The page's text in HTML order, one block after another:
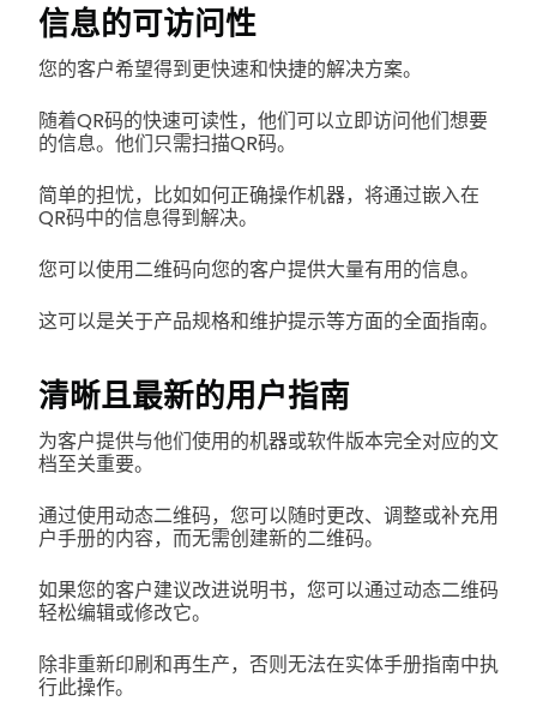
信息的可访问性
您的客户希望得到更快速和快捷的解决方案。
随着QR码的快速可读性，他们可以立即访问他们想要
的信息。他们只需扫描QR码。
简单的担忧，比如如何正确操作机器，将通过嵌入在
QR码中的信息得到解决。
您可以使用二维码向您的客户提供大量有用的信息。
这可以是关于产品规格和维护提示等方面的全面指南。
清晰且最新的用户指南
为客户提供与他们使用的机器或软件版本完全对应的文
档至关重要。
通过使用动态二维码，您可以随时更改、调整或补充用
户手册的内容，而无需创建新的二维码。
如果您的客户建议改进说明书，您可以通过动态二维码
轻松编辑或修改它。
除非重新印刷和再生产，否则无法在实体手册指南中执
行此操作。